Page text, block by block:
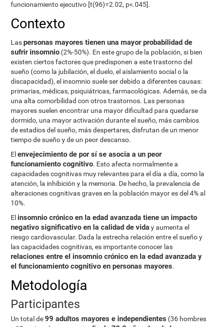
funcionamiento ejecutivo [t(96)=2.02, p<.045].
Contexto
Laspersonas mayores tienen una mayor probabilidad de
sufrir insomnio (2%-50%). En este grupo de la población, si bien
existen ciertos factores que predisponen a este trastorno del
sueño (como la jubilación, el duelo, el aislamiento social o la
discapacidad), el insomnio suele ser debido a diferentes causas:
primarias, médicas, psiquiátricas, farmacológicas. Además, se da
una alta comorbilidad con otros trastornos. Las personas
mayores suelen encontrar una mayor dificultad para quedarse
dormido, una mayor activación durante el sueño, más cambios
de estadios del sueño, más despertares, disfrutan de un menor
tiempo de sueño y de un peor descanso.
Elenvejecimiento de por sí se asocia a un peor
funcionamiento cognitivo. Esto afecta normalmente a
capacidades cognitivas muy relevantes para el día a día, como la
atención, la inhibición y la memoria. De hecho, la prevalencia de
alteraciones cognitivas graves en la población mayor es del 4% al
10%.
El insomnio crónico en la edad avanzada tiene un impacto
negativo significativo en la calidad de viday aumenta el
riesgo cardiovascular. Dada la estrecha relación entre el sueño y
las capacidades cognitivas, es importante conocer las
relaciones entre el insomnio crónico en la edad avanzada y
el funcionamiento cognitivo en personas mayores.
Metodología
Participantes
Un total de99 adultos mayores e independientes (36 hombres